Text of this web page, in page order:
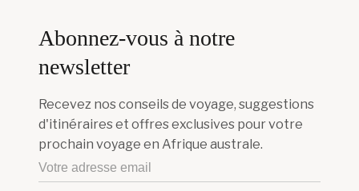
Abonnez-vous à notre
newsletter
Recevez nos conseils de voyage, suggestions
d'itinéraires et offres exclusives pour votre
prochain voyage en Afrique australe.